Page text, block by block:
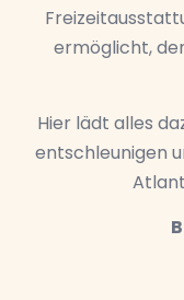
ermöglicht,
Hier lädt alles
entschleunigen